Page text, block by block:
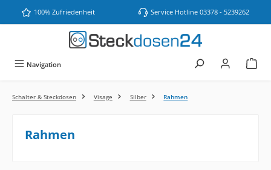
Zum Hauptinhalt springen
100% Zufriedenheit Service Hotline 03378 - 5239262
Navigation
Schalter & Steckdosen Visage Silber Rahmen
Rahmen